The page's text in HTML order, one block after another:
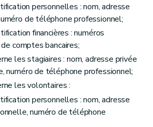
personnelles : nom, adresse
de téléphone professionnel;
financières : numéros
comptes bancaires;
les stagiaires : nom, adresse privée
numéro de téléphone professionnel;
les volontaires :
personnelles : nom, adresse
numéro de téléphone